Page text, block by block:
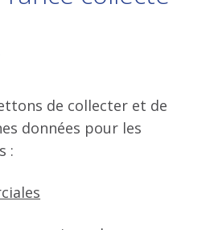
de collecter et de
données pour les
: